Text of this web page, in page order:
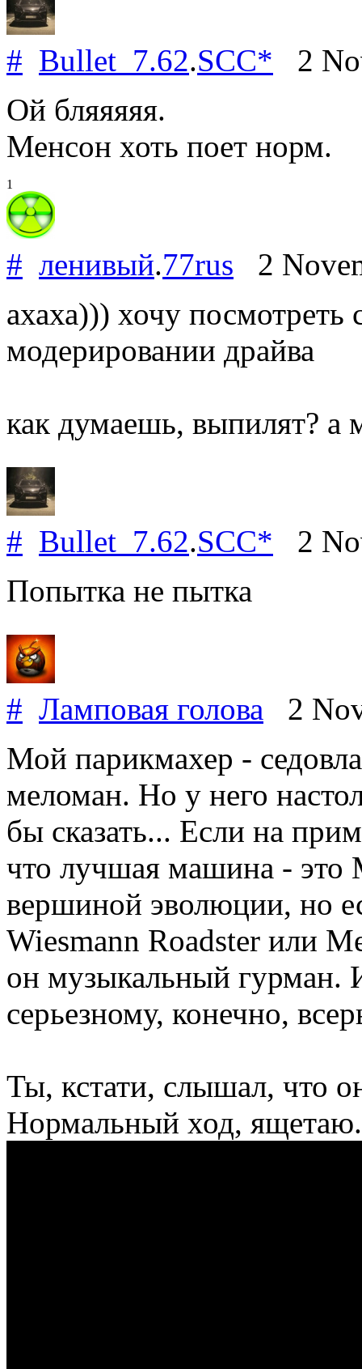
# Bullet_7.62.SCC* 2
Ой бляяяяя.
Менсон хоть поет норм.
1
# ленивый.77rus 2
ахаха))) хочу посмотреть
модерировании драйва
как думаешь, выпилят? а
# Bullet_7.62.SCC* 2
Попытка не пытка
# Ламповая голова 2
Мой парикмахер -
меломан. Но у него
бы сказать... Если на
что лучшая машина - это
вершиной эволюции, но
Wiesmann Roadster или
он музыкальный гурман.
серьезному, конечно,
Ты, кстати, слышал, что
Нормальный ход, ящетаю.